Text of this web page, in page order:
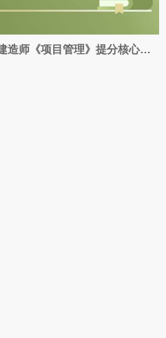
一级建造师《项目管理》提分核心考点